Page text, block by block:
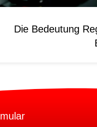
Die Bedeutung